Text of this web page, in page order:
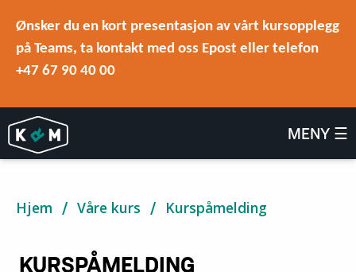
Ønsker du en kort presentasjon av vårt kursopplegg
på Teams, ta kontakt med oss Epost eller telefon
+47 67 90 40 00
MENY ☰
Hjem Våre kurs Kurspåmelding
KURSPÅMELDING